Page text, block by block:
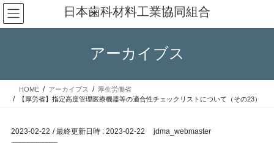
コ
ン
テ
ス
ナ
ビ
ゲ
ン
日本歯科材料工業協同組合
アーカイブス
HOME アーカイブス
厚生労働省
【厚労省】指定高度管理医療機器等の適合性チェックリストについて（その23）
2023-02-22 / 最終更新日時 : 2023-02-22 jdma_webmaster